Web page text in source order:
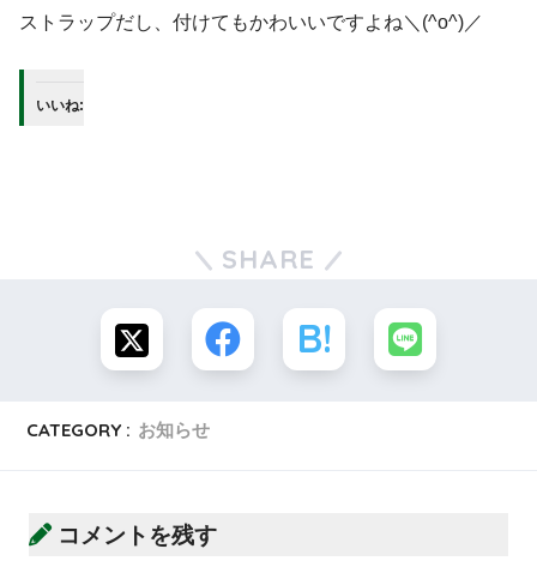
ストラップだし、付けてもかわいいですよね＼(^o^)／
いいね:
SHARE
CATEGORY : お知らせ
コメントを残す